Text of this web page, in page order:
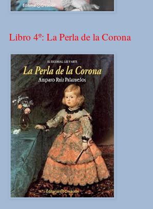
Libro 4º: La Perla de la Corona